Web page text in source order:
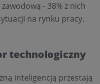
- 38% z nich
na rynku pracy.
technologiczny
inteligencją przestają